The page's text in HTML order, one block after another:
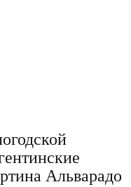
Альварадо